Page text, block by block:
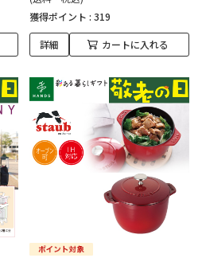
獲得ポイント : 319
詳細 カートに入れる